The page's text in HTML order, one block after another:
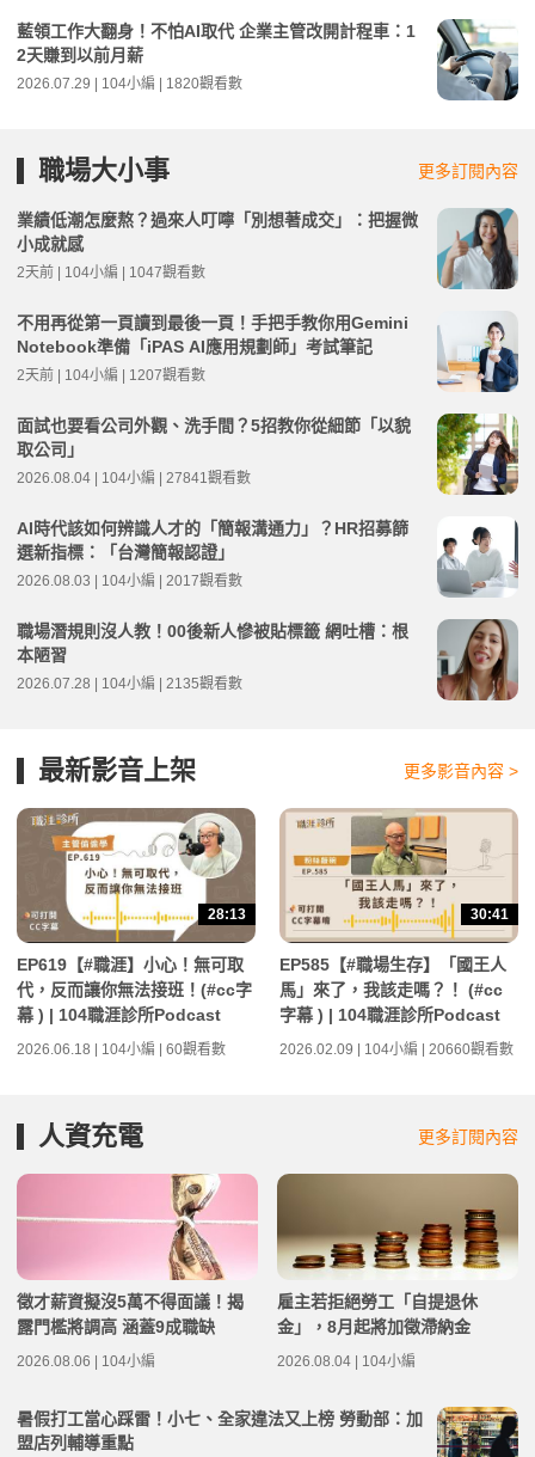
藍領工作大翻身！不怕AI取代 企業主管改開計程車：1
2天賺到以前月薪
2026.07.29 | 104小編 | 1820觀看數
職場大小事 更多訂閱內容
業績低潮怎麼熬？過來人叮嚀「別想著成交」：把握微
小成就感
2天前 | 104小編 | 1047觀看數
不用再從第一頁讀到最後一頁！手把手教你用Gemini
Notebook準備「iPAS AI應用規劃師」考試筆記
2天前 | 104小編 | 1207觀看數
面試也要看公司外觀、洗手間？5招教你從細節「以貌
取公司」
2026.08.04 | 104小編 | 27841觀看數
AI時代該如何辨識人才的「簡報溝通力」？HR招募篩
選新指標：「台灣簡報認證」
2026.08.03 | 104小編 | 2017觀看數
職場潛規則沒人教！00後新人慘被貼標籤 網吐槽：根
本陋習
2026.07.28 | 104小編 | 2135觀看數
最新影音上架 更多影音內容 >
28:13
EP619【#職涯】小心！無可取
代，反而讓你無法接班！(#cc字
幕 ) | 104職涯診所Podcast
2026.06.18 | 104小編 | 60觀看數
30:41
EP585【#職場生存】「國王人
馬」來了，我該走嗎？！ (#cc
字幕 ) | 104職涯診所Podcast
2026.02.09 | 104小編 | 20660觀看數
人資充電 更多訂閱內容
徵才薪資擬沒5萬不得面議！揭
露門檻將調高 涵蓋9成職缺
2026.08.06 | 104小編
雇主若拒絕勞工「自提退休
金」，8月起將加徵滯納金
2026.08.04 | 104小編
暑假打工當心踩雷！小七、全家違法又上榜 勞動部：加
盟店列輔導重點